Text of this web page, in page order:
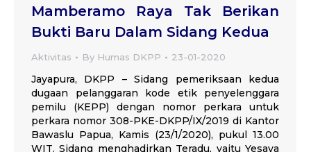
Mamberamo Raya Tak Berikan
Bukti Baru Dalam Sidang Kedua
Aktivitas By Humas DKPP 23-01-2020
Jayapura, DKPP – Sidang pemeriksaan kedua
dugaan pelanggaran kode etik penyelenggara
pemilu (KEPP) dengan nomor perkara untuk
perkara nomor 308-PKE-DKPP/IX/2019 di Kantor
Bawaslu Papua, Kamis (23/1/2020), pukul 13.00
WIT. Sidang menghadirkan Teradu, yaitu Yesaya